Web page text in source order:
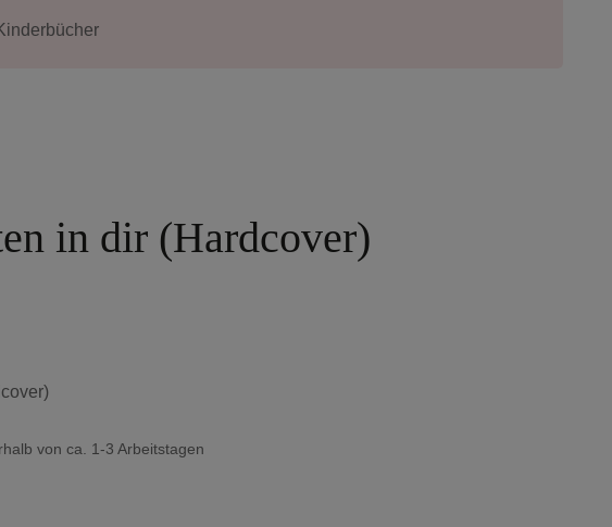
in dir (Hardcover)
von ca. 1-3 Arbeitstagen